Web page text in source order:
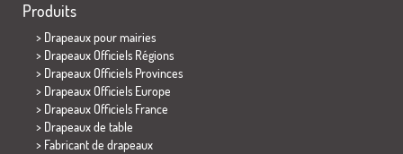
Produits
> Drapeaux pour mairies
> Drapeaux Officiels Régions
> Drapeaux Officiels Provinces
> Drapeaux Officiels Europe
> Drapeaux Officiels France
> Drapeaux de table
> Fabricant de drapeaux